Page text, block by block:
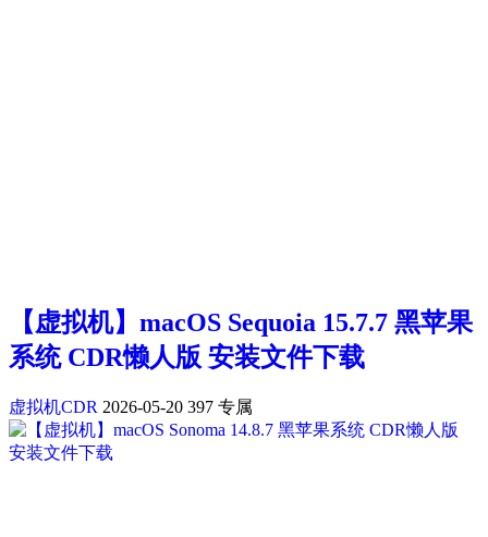
【虚拟机】macOS Sequoia 15.7.7 黑苹果
系统 CDR懒人版 安装文件下载
虚拟机CDR 2026-05-20 397 专属